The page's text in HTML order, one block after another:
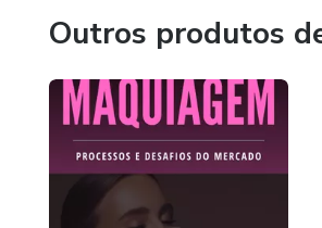
Outros produtos